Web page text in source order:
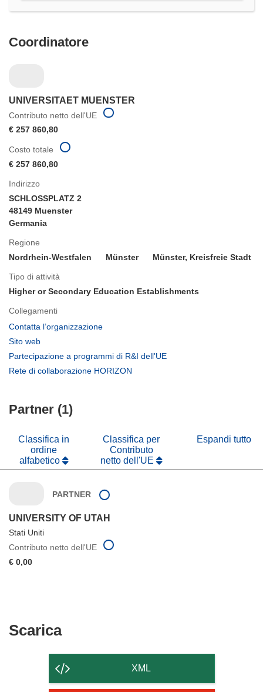
Coordinatore
UNIVERSITAET MUENSTER
Contributo netto dell'UE
€ 257 860,80
Indirizzo
SCHLOSSPLATZ 2
48149 Muenster
Germania
Regione
Nordrhein-Westfalen
Münster Münster, Kreisfreie Stadt
Tipo di attività
Higher or Secondary Education Establishments
Collegamenti
Contatta l’organizzazione
nuova
Sito web
apre
finestra)
Partecipazione a programmi di R&I dell'UE
Rete di collaborazione HORIZON
Costo totale
€ 257 860,80
Partner (1)
Classifica in
ordine
alfabetico
Classifica per
Contributo
netto dell'UE
Espandi tutto
PARTNER
UNIVERSITY OF UTAH
Stati Uniti
Contributo netto dell'UE
€ 0,00
ScaricaScarica
contenuto
della
XML